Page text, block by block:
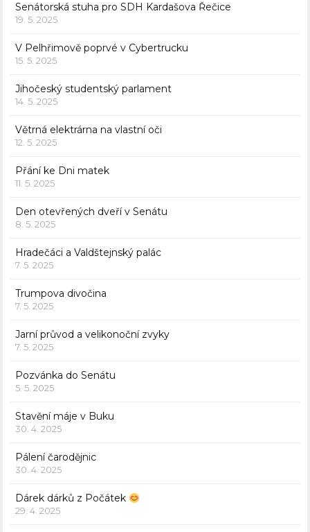
Senátorská stuha pro SDH Kardašova Řečice
19. 5. 2025
V Pelhřimově poprvé v Cybertrucku
15. 5. 2025
Jihočeský studentský parlament
14. 5. 2025
Větrná elektrárna na vlastní oči
12. 5. 2025
Přání ke Dni matek
11. 5. 2025
Den otevřených dveří v Senátu
8. 5. 2025
Hradečáci a Valdštejnský palác
7. 5. 2025
Trumpova divočina
7. 5. 2025
Jarní průvod a velikonoční zvyky
7. 5. 2025
Pozvánka do Senátu
5. 5. 2025
Stavění máje v Buku
30. 4. 2025
Pálení čarodějnic
30. 4. 2025
Dárek dárků z Počátek
29. 4. 2025